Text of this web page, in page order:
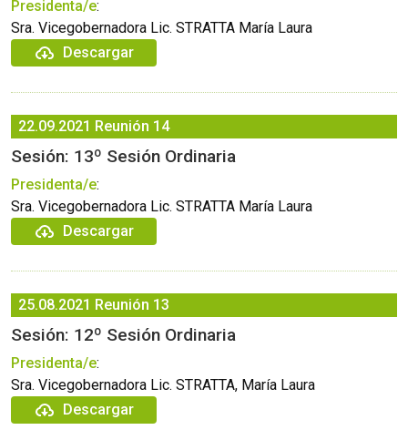
Presidenta/e:
Sra. Vicegobernadora Lic. STRATTA María Laura
Descargar
22.09.2021 Reunión 14
Sesión: 13º Sesión Ordinaria
Presidenta/e:
Sra. Vicegobernadora Lic. STRATTA María Laura
Descargar
25.08.2021 Reunión 13
Sesión: 12º Sesión Ordinaria
Presidenta/e:
Sra. Vicegobernadora Lic. STRATTA, María Laura
Descargar